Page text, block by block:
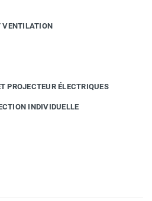
VENTILATION
PROJECTEUR ÉLECTRIQUES
INDIVIDUELLE